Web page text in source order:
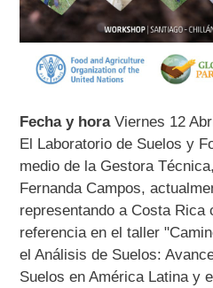
Fecha y hora Viernes 12
El Laboratorio de Suelos y
medio de la Gestora
Fernanda Campos,
representando a Costa Rica
referencia en el taller
el Análisis de Suelos:
Suelos en América Latina y